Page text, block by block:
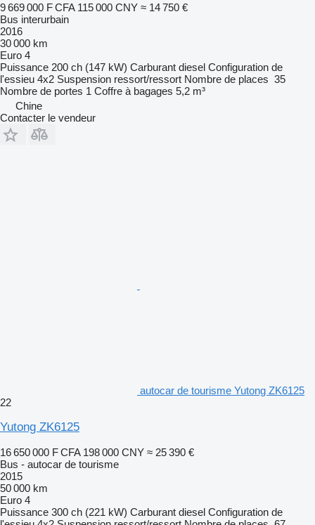
9 669 000 F CFA 115 000 CNY ≈ 14 750 €
Bus interurbain
2016
30 000 km
Euro 4
Puissance 200 ch (147 kW) Carburant diesel Configuration de
l'essieu 4x2 Suspension ressort/ressort Nombre de places 35
Nombre de portes 1 Coffre à bagages 5,2 m³
Chine
Contacter le vendeur
autocar de tourisme Yutong ZK6125
22
Yutong ZK6125
16 650 000 F CFA 198 000 CNY ≈ 25 390 €
Bus - autocar de tourisme
2015
50 000 km
Euro 4
Puissance 300 ch (221 kW) Carburant diesel Configuration de